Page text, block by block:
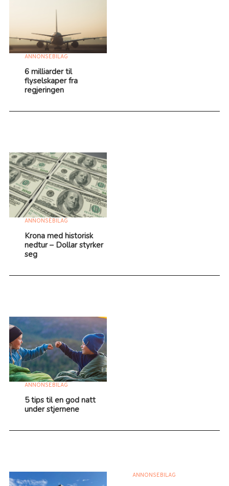
ANNONSEBILAG
6 milliarder til
flyselskaper fra
regjeringen
ANNONSEBILAG
Krona med historisk
nedtur – Dollar styrker
seg
ANNONSEBILAG
5 tips til en god natt
under stjernene
ANNONSEBILAG